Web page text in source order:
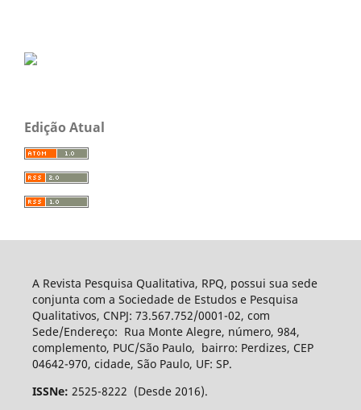
Edição Atual
A Revista Pesquisa Qualitativa, RPQ, possui sua sede
conjunta com a Sociedade de Estudos e Pesquisa
Qualitativos, CNPJ: 73.567.752/0001-02, com
Sede/Endereço: Rua Monte Alegre, número, 984,
complemento, PUC/São Paulo, bairro: Perdizes, CEP
04642-970, cidade, São Paulo, UF: SP.
ISSNe: 2525-8222 (Desde 2016).